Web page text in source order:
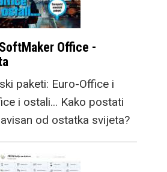
Office -
paketi: Euro-Office i
i ostali... Kako postati
od ostatka svijeta?